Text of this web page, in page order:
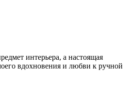
интерьера, а настоящая
вдохновения и любви к ручной